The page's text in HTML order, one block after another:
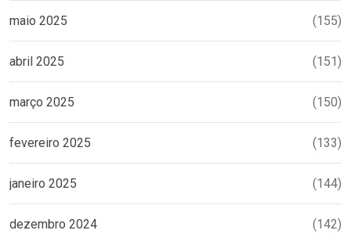
maio 2025 (155)
abril 2025 (151)
março 2025 (150)
fevereiro 2025 (133)
janeiro 2025 (144)
dezembro 2024 (142)